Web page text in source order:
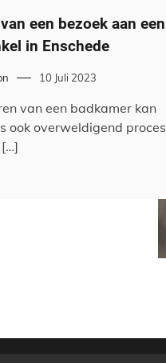
een bezoek aan een
in Enschede
10 Juli 2023
van een badkamer kan
ook overweldigend proces
[…]